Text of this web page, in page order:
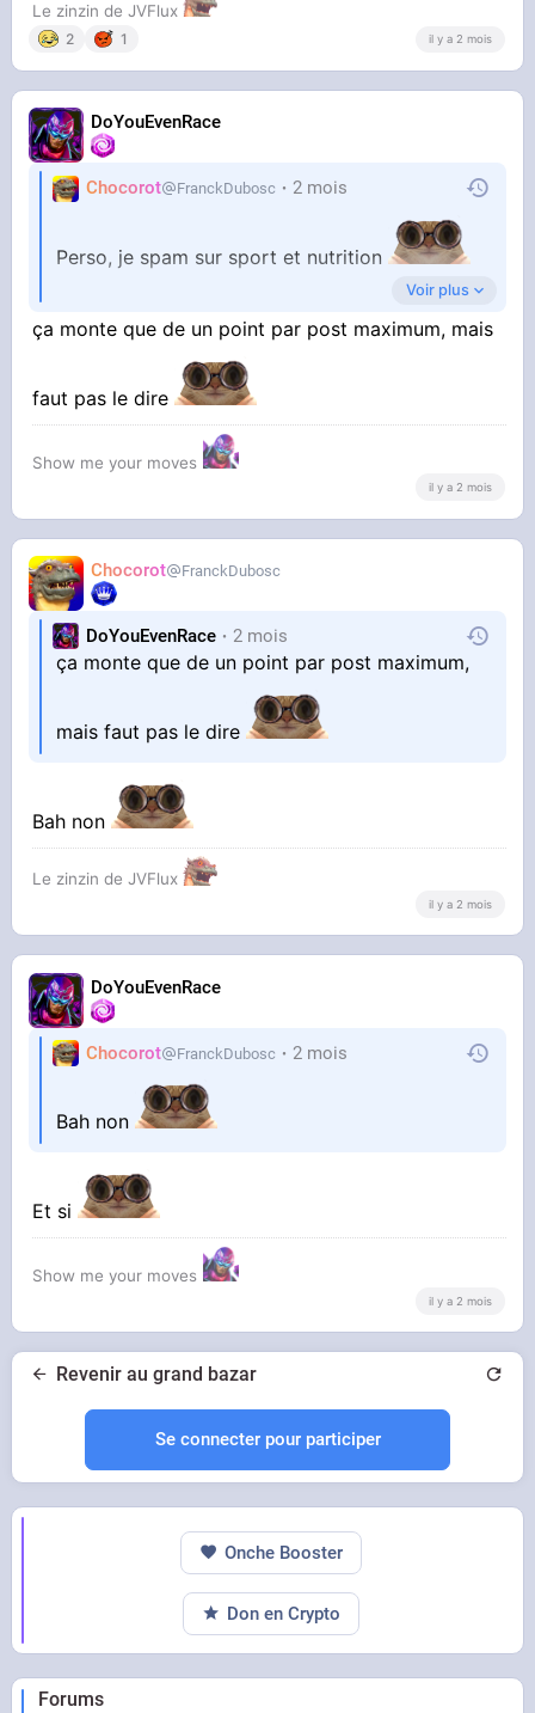
Le zinzin de JVFlux
2 1 il y a 2 mois
DoYouEvenRace
Chocorot FranckDubosc 2 mois
Perso, je spam sur sport et nutrition
T'as juste à balancer 300 stickers sur un post,
puis le supprimer,et ainsi de suite en boucle
Voir plus
ça monte que de un point par post maximum, mais
faut pas le dire
Show me your moves
il y a 2 mois
Chocorot FranckDubosc
DoYouEvenRace 2 mois
ça monte que de un point par post maximum,
mais faut pas le dire
Bah non
Le zinzin de JVFlux
il y a 2 mois
DoYouEvenRace
Chocorot FranckDubosc 2 mois
Bah non
Et si
Show me your moves
il y a 2 mois
Revenir au grand bazar
Se connecter pour participer
Forums
Onche Booster
Don en Crypto